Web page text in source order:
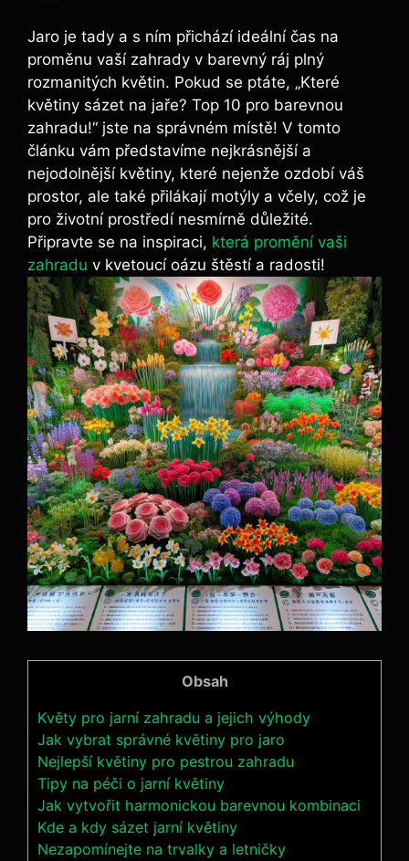
Jaro je tady a s ním přichází ideální čas na
proměnu vaší zahrady v barevný ráj plný
rozmanitých květin. Pokud se ptáte, „Které
květiny sázet na jaře? Top 10 pro barevnou
zahradu!“ jste na správném místě! V tomto
článku vám představíme nejkrásnější a
nejodolnější květiny, které nejenže ozdobí váš
prostor, ale také přilákají motýly a včely, což je
pro životní prostředí nesmírně důležité.
Připravte se na inspiraci, která promění vaši
zahradu v kvetoucí oázu štěstí a radosti!
Obsah
Květy pro jarní zahradu a jejich výhody
Jak vybrat správné květiny pro jaro
Nejlepší květiny pro pestrou zahradu
Tipy na péči o jarní květiny
Jak vytvořit harmonickou barevnou kombinaci
Kde a kdy sázet jarní květiny
Nezapomínejte na trvalky a letničky